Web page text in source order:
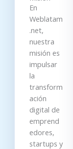
En
Weblatam
.net,
nuestra
misión es
impulsar
la
transform
ación
digital de
emprend
edores,
startups y